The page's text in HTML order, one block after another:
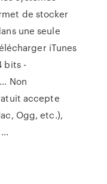
de stocker
une seule
iTunes
bits -
Non
accepte
Ogg, etc.),